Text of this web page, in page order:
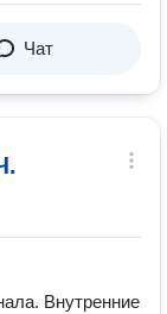
Чат
Внутренние